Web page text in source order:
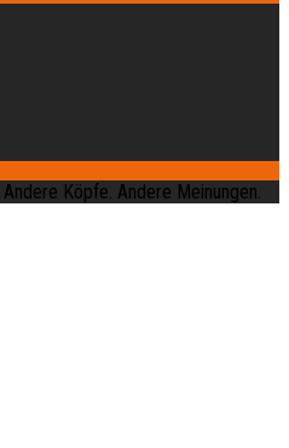
Köpfe. Andere Meinungen.